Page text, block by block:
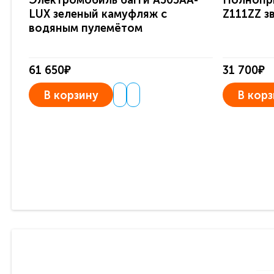
LUX зеленый камуфляж с
водяным пулемётом
61 650₽
В корзину
Z111ZZ
31 700₽
В